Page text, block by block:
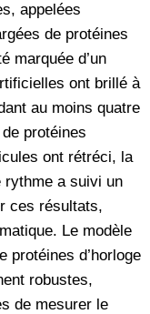
appelées
de protéines
marquée d’un
ont brillé à
au moins quatre
protéines
ont rétréci, la
rythme a suivi un
ces résultats,
Le modèle
protéines d’horloge
robustes,
de mesurer le